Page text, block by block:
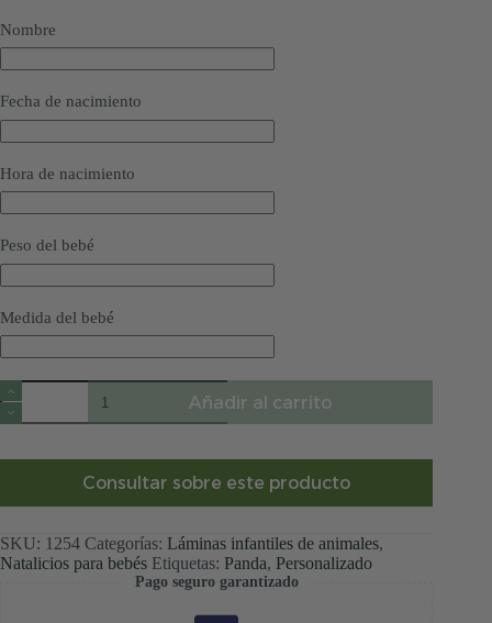
Nombre
Fecha de nacimiento
Hora de nacimiento
Peso del bebé
Medida del bebé
Natalicio
panda
cantidad
Añadir al carrito
Consultar sobre este producto
SKU: 1254 Categorías: Láminas infantiles de animales,
Natalicios para bebés Etiquetas: Panda, Personalizado
Pago seguro garantizado